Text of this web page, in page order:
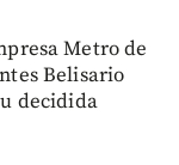
Metro de
Belisario
decidida